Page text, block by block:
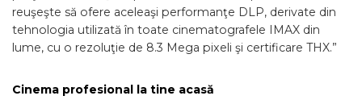
reuşeşte să ofere aceleaşi performanţe DLP, derivate din
tehnologia utilizată în toate cinematografele IMAX din
lume, cu o rezoluţie de 8.3 Mega pixeli şi certificare THX.”
Cinema profesional la tine acasă